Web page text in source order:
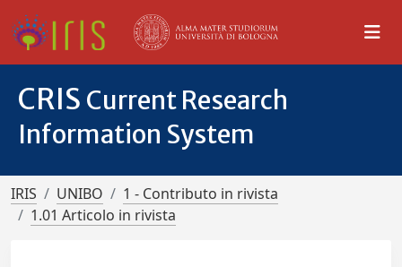
CRIS Current Research
Information System
IRIS UNIBO
1 - Contributo in rivista
1.01 Articolo in rivista